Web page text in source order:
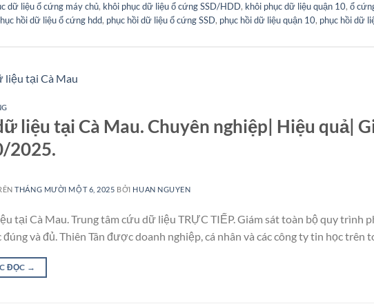
dữ liệu ổ cứng máy chủ, khôi phục dữ liệu ổ cứng SSD/HDD, khôi phục dữ liệu quận 10, ổ
hồi dữ liệu ổ cứng hdd, phục hồi dữ liệu ổ cứng SSD, phục hồi dữ liệu quận 10, phục hồi dữ
liệu tại Cà Mau. Chuyên nghiệp| Hiệu quả|
2025.
THÁNG MƯỜI MỘT 6, 2025 BỞI HUAN NGUYEN
tại Cà Mau. Trung tâm cứu dữ liệu TRỰC TIẾP. Giám sát toàn bộ quy trình
đúng và đủ. Thiên Tân được doanh nghiệp, cá nhân và các công ty tin học
ĐỌC →